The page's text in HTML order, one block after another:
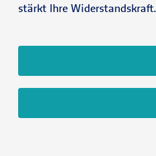
stärkt Ihre